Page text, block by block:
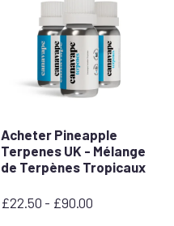
Acheter Pineapple
Terpenes UK - Mélange
de Terpènes Tropicaux
£22.50 - £90.00
Prix